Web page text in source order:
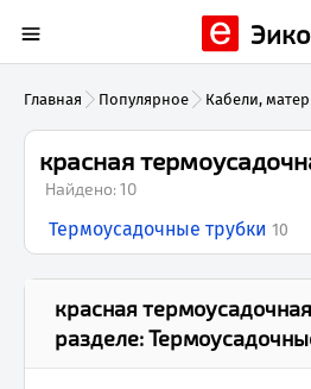
Главная Популярное Кабели,
красная
Найдено:10
Термоусадочные трубки 10
красная
разделе: